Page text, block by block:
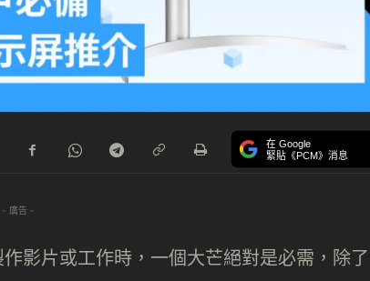
在 Google
緊貼《PCM》消息
- 廣告 -
影片或工作時，一個大芒絕對是必需，除了